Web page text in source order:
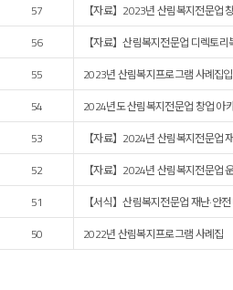
57
【자료】2023년 산림복지전문업
56
【자료】산림복지전문업 디렉토리
55
2023년 산림복지프로그램 사례집
54
2024년도 산림복지전문업 창업 아
53
【자료】2024년 산림복지전문업
52
【자료】2024년 산림복지전문업
51
【서식】산림복지전문업 재난·안
50
2022년 산림복지프로그램 사례집